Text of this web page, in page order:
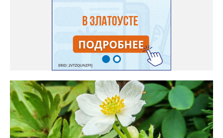
весной прорастет сама. Ещё один секрет – этот символ
Прованса не любит «вкусную» почву. Добавляйте в посадочную
яму гравий и песок – требуется хороший дренаж. В первый год
Екатерина рекомендует цветы убирать, чтобы силы куста
пошли на наращивание корневой системы. А со второго года
пусть лаванда цветёт во всю силу! Фото: Екатерина Бойко,
специально для «Златоуст.инфо». Обсуждение новости здесь
ВКОНТАКТЕ https://vk.com/newszlatoust74